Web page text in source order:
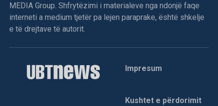
MEDIA Group. Shfrytëzimi i materialeve nga ndonjë faqe
interneti a medium tjetër pa lejen paraprake, është shkelje
e të drejtave të autorit.
Impresum
Kushtet e përdorimit